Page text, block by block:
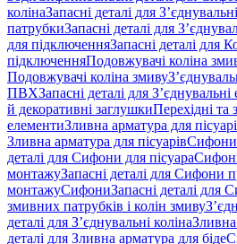
колінаЗапасні деталі для
патрубкиЗапасні деталі для
для підключенняЗапасні деталі для
підключенняПодовжувачі коліна
Подовжувачі коліна змиву
ПВХЗапасні деталі для
й декоративні заглушкиПерехідні та
елементиЗливна арматура для
Зливна арматура для пісуарівСифони
деталі для Сифони для пісуара
монтажуЗапасні деталі для Сифони
монтажуСифониЗапасні деталі для
змивних патрубків і колін змиву
деталі для З’єднувальні колінаЗливна
деталі для Зливна арматура для біде